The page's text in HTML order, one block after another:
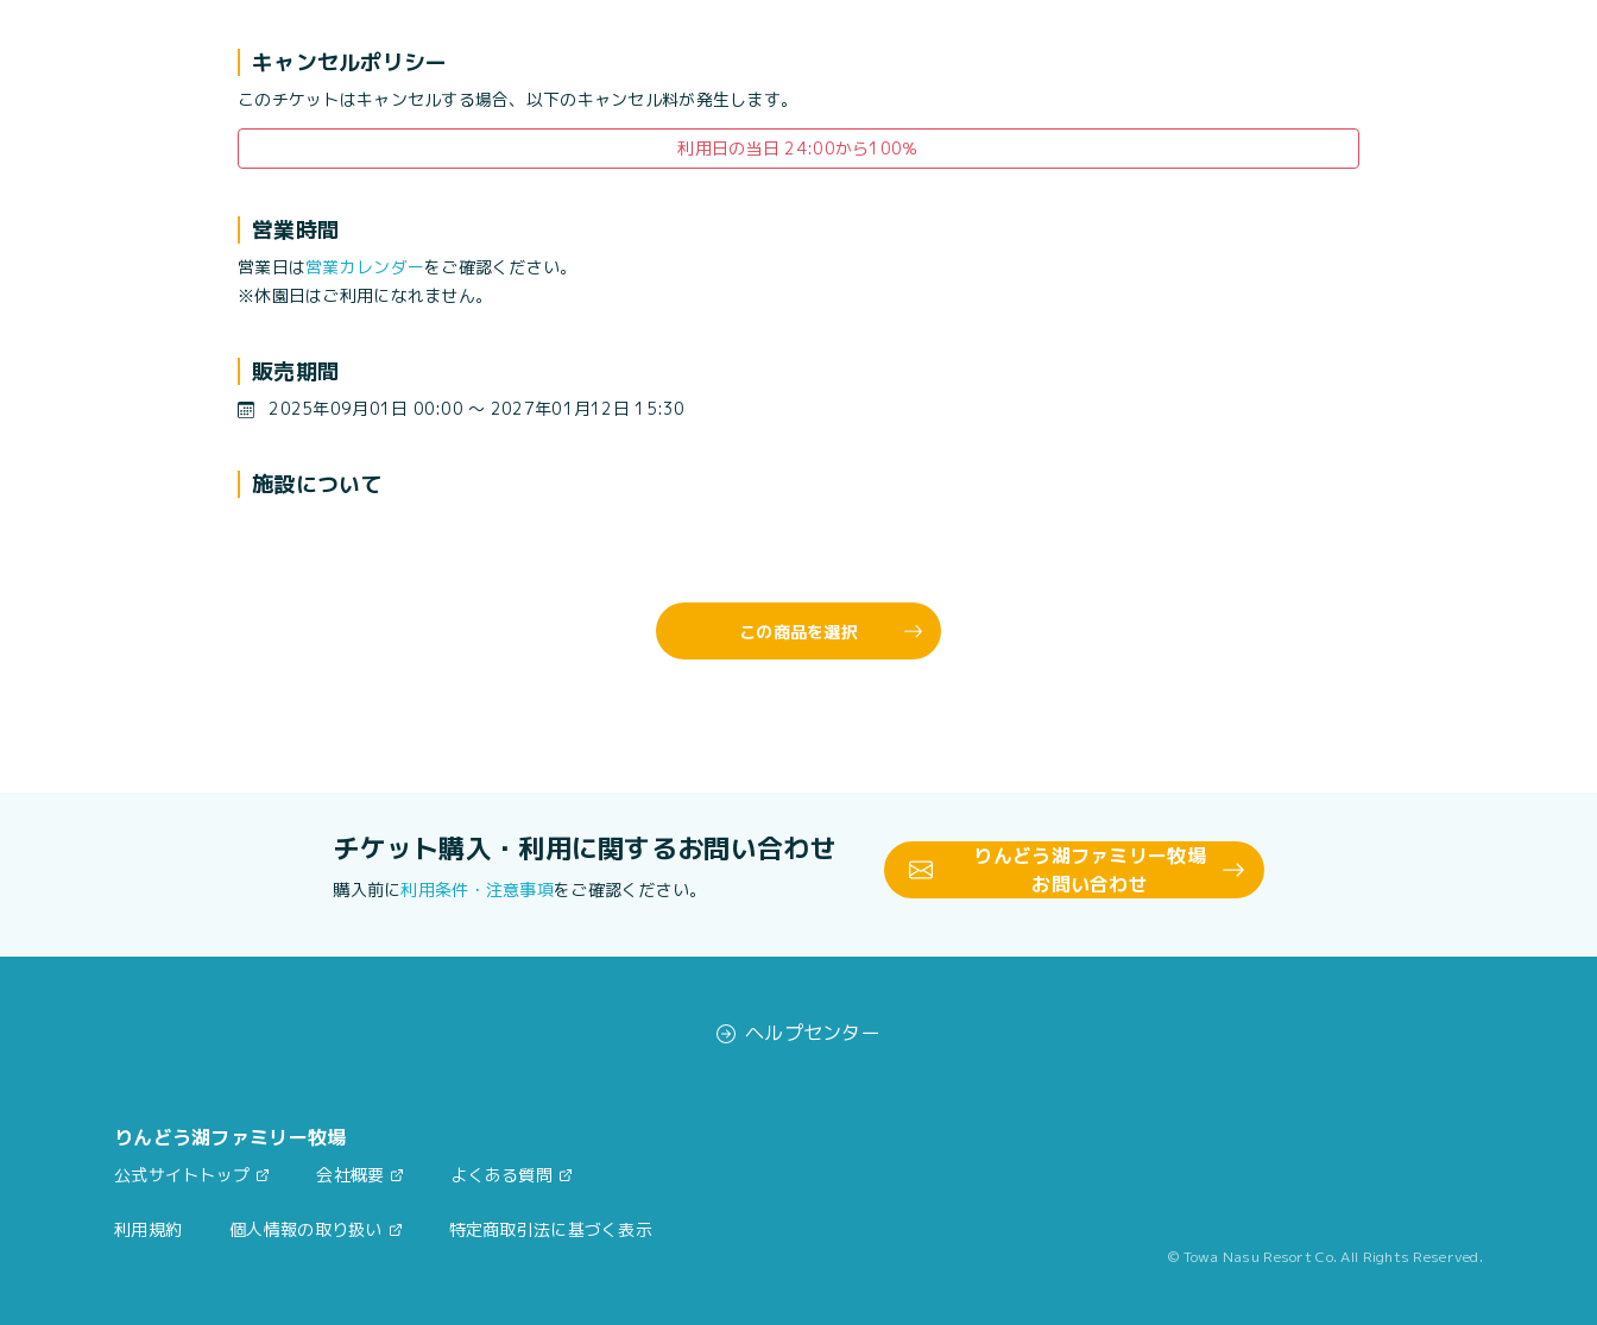
キャンセルポリシー
このチケットはキャンセルする場合、以下のキャンセル料が発生します。
利用日の当日 24:00から100％
営業時間
営業日は営業カレンダーをご確認ください。
※休園日はご利用になれません。
販売期間
2025年09月01日 00:00 〜 2027年01月12日 15:30
施設について
この商品を選択
チケット購入・利用に関するお問い合わせ
購入前に利用条件・注意事項をご確認ください。
りんどう湖ファミリー牧場
お問い合わせ
ヘルプセンター
りんどう湖ファミリー牧場
公式サイトトップ 会社概要 よくある質問
利用規約 個人情報の取り扱い 特定商取引法に基づく表示
© Towa Nasu Resort Co. All Rights Reserved.